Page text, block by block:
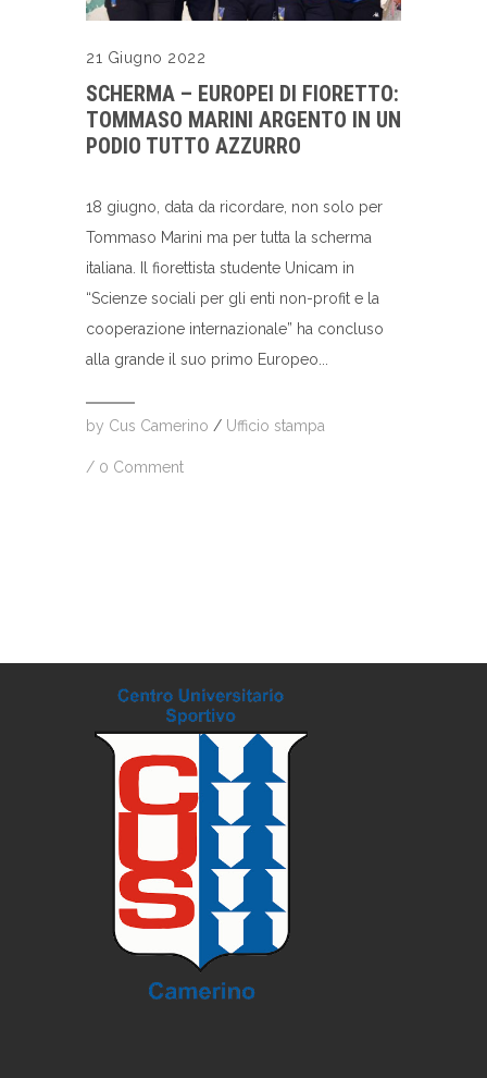
21 Giugno 2022
SCHERMA – EUROPEI DI FIORETTO:
TOMMASO MARINI ARGENTO IN UN
PODIO TUTTO AZZURRO
18 giugno, data da ricordare, non solo per
Tommaso Marini ma per tutta la scherma
italiana. Il fiorettista studente Unicam in
“Scienze sociali per gli enti non-profit e la
cooperazione internazionale” ha concluso
alla grande il suo primo Europeo...
by Cus Camerino / Ufficio stampa
/ 0 Comment